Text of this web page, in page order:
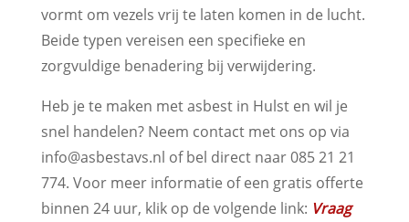
vormt om vezels vrij te laten komen in de lucht.
Beide typen vereisen een specifieke en
zorgvuldige benadering bij verwijdering.
Heb je te maken met asbest in Hulst en wil je
snel handelen? Neem contact met ons op via
info@asbestavs.nl of bel direct naar 085 21 21
774. Voor meer informatie of een gratis offerte
binnen 24 uur, klik op de volgende link: Vraag